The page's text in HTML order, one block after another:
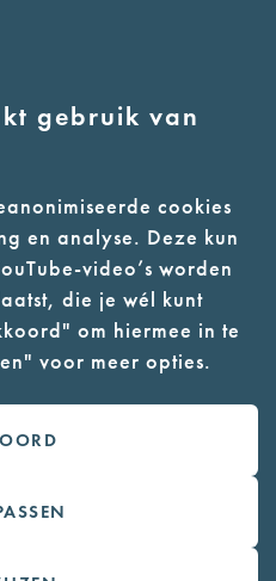
gebruik van
cookies
en analyse. Deze kun
video’s worden
die je wél kunt
om hiermee in te
voor meer opties.
of in de
grond)
toegestaan